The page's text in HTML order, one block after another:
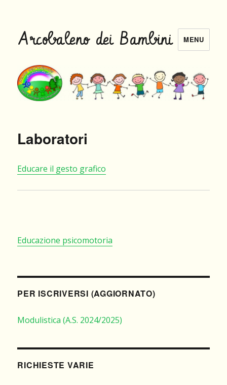
Arcobaleno dei Bambini MENU
Laboratori
Educare il gesto grafico
Educazione psicomotoria
PER ISCRIVERSI (AGGIORNATO)
Modulistica (A.S. 2024/2025)
RICHIESTE VARIE